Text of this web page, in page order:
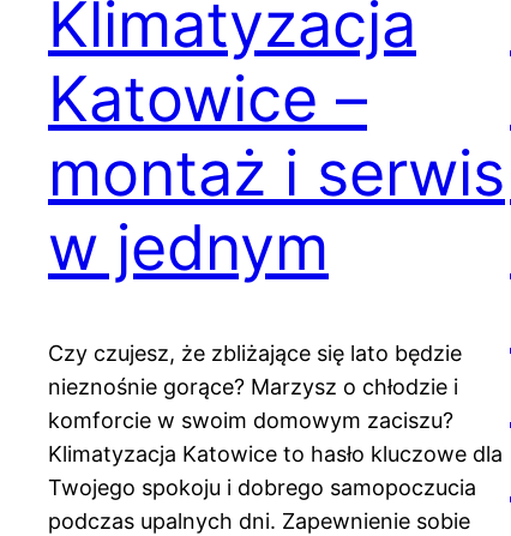
Klimatyzacja
Katowice –
montaż i serwis
w jednym
Czy czujesz, że zbliżające się lato będzie
nieznośnie gorące? Marzysz o chłodzie i
komforcie w swoim domowym zaciszu?
Klimatyzacja Katowice to hasło kluczowe dla
Twojego spokoju i dobrego samopoczucia
podczas upalnych dni. Zapewnienie sobie